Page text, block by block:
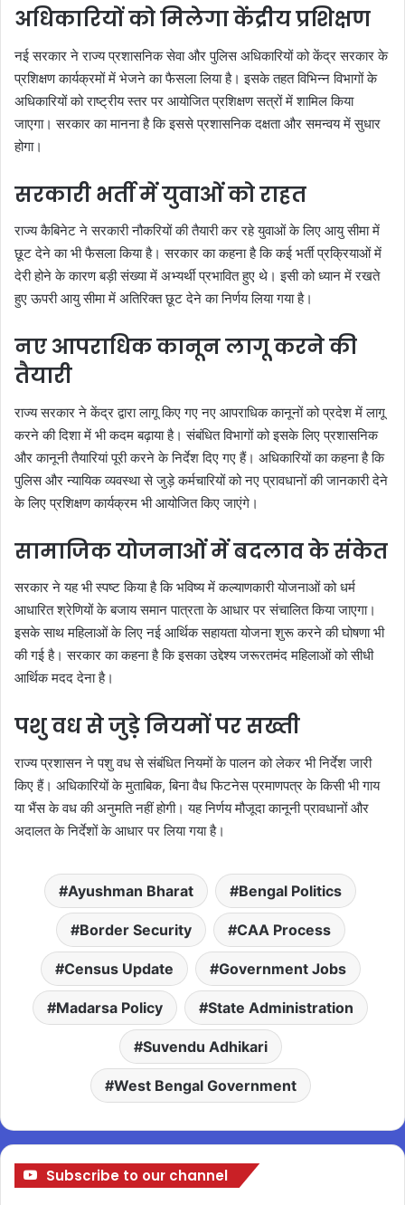
अधिकारियों को मिलेगा केंद्रीय प्रशिक्षण
नई सरकार ने राज्य प्रशासनिक सेवा और पुलिस अधिकारियों को केंद्र सरकार के
प्रशिक्षण कार्यक्रमों में भेजने का फैसला लिया है। इसके तहत विभिन्न विभागों के
अधिकारियों को राष्ट्रीय स्तर पर आयोजित प्रशिक्षण सत्रों में शामिल किया
जाएगा। सरकार का मानना है कि इससे प्रशासनिक दक्षता और समन्वय में सुधार
होगा।
सरकारी भर्ती में युवाओं को राहत
राज्य कैबिनेट ने सरकारी नौकरियों की तैयारी कर रहे युवाओं के लिए आयु सीमा में
छूट देने का भी फैसला किया है। सरकार का कहना है कि कई भर्ती प्रक्रियाओं में
देरी होने के कारण बड़ी संख्या में अभ्यर्थी प्रभावित हुए थे। इसी को ध्यान में रखते
हुए ऊपरी आयु सीमा में अतिरिक्त छूट देने का निर्णय लिया गया है।
नए आपराधिक कानून लागू करने की
तैयारी
राज्य सरकार ने केंद्र द्वारा लागू किए गए नए आपराधिक कानूनों को प्रदेश में लागू
करने की दिशा में भी कदम बढ़ाया है। संबंधित विभागों को इसके लिए प्रशासनिक
और कानूनी तैयारियां पूरी करने के निर्देश दिए गए हैं। अधिकारियों का कहना है कि
पुलिस और न्यायिक व्यवस्था से जुड़े कर्मचारियों को नए प्रावधानों की जानकारी देने
के लिए प्रशिक्षण कार्यक्रम भी आयोजित किए जाएंगे।
सामाजिक योजनाओं में बदलाव के संकेत
सरकार ने यह भी स्पष्ट किया है कि भविष्य में कल्याणकारी योजनाओं को धर्म
आधारित श्रेणियों के बजाय समान पात्रता के आधार पर संचालित किया जाएगा।
इसके साथ महिलाओं के लिए नई आर्थिक सहायता योजना शुरू करने की घोषणा भी
की गई है। सरकार का कहना है कि इसका उद्देश्य जरूरतमंद महिलाओं को सीधी
आर्थिक मदद देना है।
पशु वध से जुड़े नियमों पर सख्ती
राज्य प्रशासन ने पशु वध से संबंधित नियमों के पालन को लेकर भी निर्देश जारी
किए हैं। अधिकारियों के मुताबिक, बिना वैध फिटनेस प्रमाणपत्र के किसी भी गाय
या भैंस के वध की अनुमति नहीं होगी। यह निर्णय मौजूदा कानूनी प्रावधानों और
अदालत के निर्देशों के आधार पर लिया गया है।
Ayushman Bharat Bengal Politics
Border Security CAA Process
Census Update Government Jobs
Madarsa Policy State Administration
Suvendu Adhikari
West Bengal Government
Subscribe to our channel